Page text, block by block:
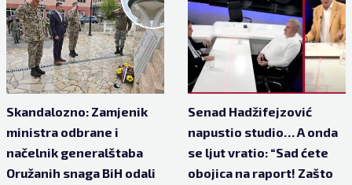
Skandalozno: Zamjenik
ministra odbrane i
načelnik generalštaba
Oružanih snaga BiH odali
Senad Hadžifejzović
napustio studio… A onda
se ljut vratio: “Sad ćete
obojica na raport! Zašto